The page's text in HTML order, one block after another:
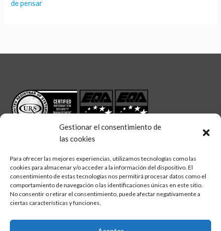
Gestionar el consentimiento de
las cookies
Para ofrecer las mejores experiencias, utilizamos tecnologías como las
cookies para almacenar y/o acceder a la información del dispositivo. El
consentimiento de estas tecnologías nos permitirá procesar datos como el
comportamiento de navegación o las identificaciones únicas en este sitio.
No consentir o retirar el consentimiento, puede afectar negativamente a
ciertas características y funciones.
de pensar
Síguenos en:
linkedintwitterfacebook